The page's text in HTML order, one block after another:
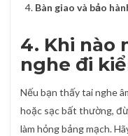
Bàn giao và bảo
4. Khi nào
nghe đi
Nếu bạn thấy tai nghe
hoặc sạc bất thường,
làm hỏng bảng mạch.